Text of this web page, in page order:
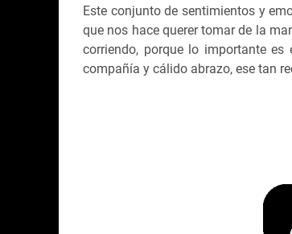
Este conjunto de sentimientos y
que nos hace querer tomar de la
corriendo, porque lo importante
compañía y cálido abrazo, ese tan